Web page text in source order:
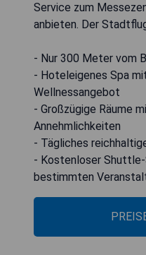
Service zum
anbieten. Der
- Nur 300 Meter vom
- Hoteleigenes Spa
Wellnessangebot
- Großzügige Räume
Annehmlichkeiten
- Tägliches
- Kostenloser
bestimmten